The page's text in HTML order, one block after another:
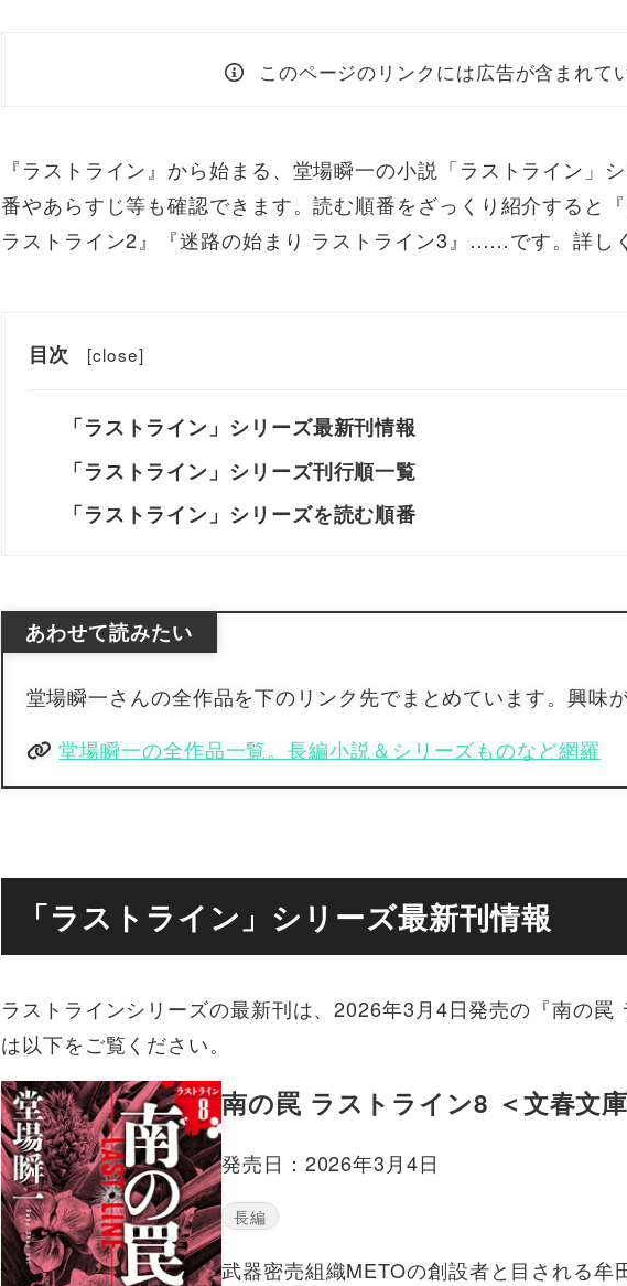
このページのリンクには広告が含まれて
『ラストライン』から始まる、堂場瞬一の小説「ラストライン」
番やあらすじ等も確認できます。読む順番をざっくり紹介すると
ラストライン2』『迷路の始まり ラストライン3』……です。詳し
目次 [close]
「ラストライン」シリーズ最新刊情報
「ラストライン」シリーズ刊行順一覧
「ラストライン」シリーズを読む順番
あわせて読みたい
堂場瞬一さんの全作品を下のリンク先でまとめています。興味
堂場瞬一の全作品一覧。長編小説＆シリーズものなど網羅
「ラストライン」シリーズ最新刊情報
ラストラインシリーズの最新刊は、2026年3月4日発売の『南の罠
は以下をご覧ください。
南の罠 ラストライン8 ＜文春文
発売日：2026年3月4日
長編
武器密売組織METOの創設者と目される牟